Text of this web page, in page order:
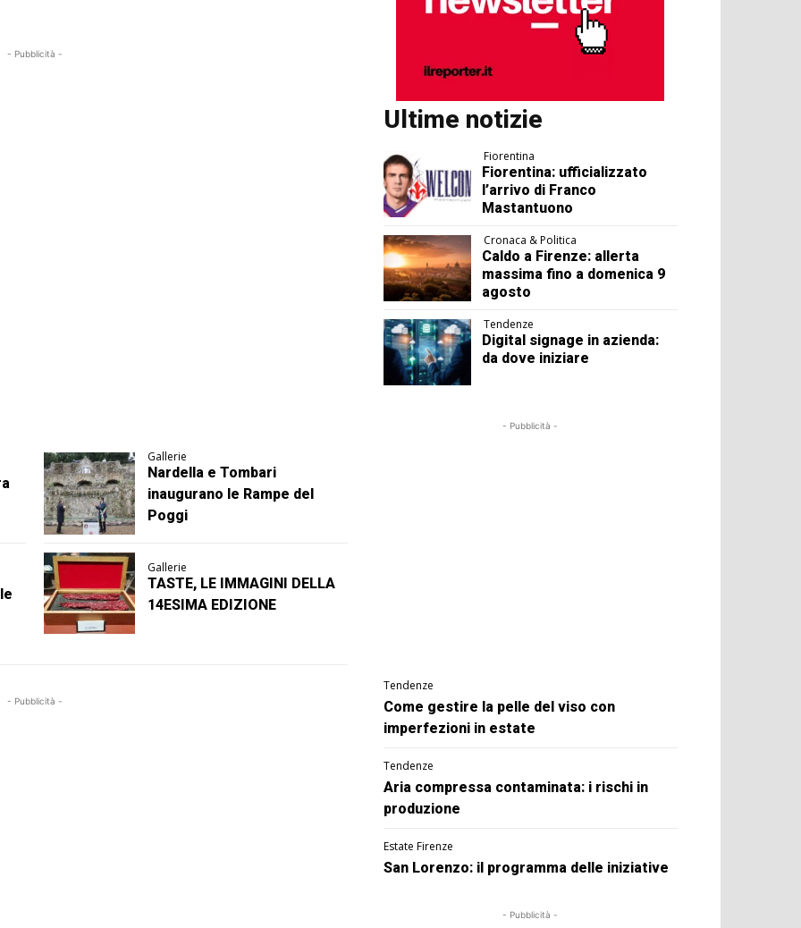
- Pubblicità -
Gallerie
Nardella e Tombari
inaugurano le Rampe del
Poggi
Gallerie
TASTE, LE IMMAGINI DELLA
14ESIMA EDIZIONE
- Pubblicità -
Ultime notizie
Fiorentina
Fiorentina: ufficializzato
l’arrivo di Franco
Mastantuono
Cronaca & Politica
Caldo a Firenze: allerta
massima fino a domenica 9
agosto
Tendenze
Digital signage in azienda:
da dove iniziare
- Pubblicità -
Tendenze
Come gestire la pelle del viso con
imperfezioni in estate
Tendenze
Aria compressa contaminata: i rischi in
produzione
Estate Firenze
San Lorenzo: il programma delle iniziative
- Pubblicità -